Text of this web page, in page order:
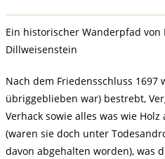
Ein historischer Wanderpfad von
Dillweisenstein
Nach dem Friedensschluss 1697
übriggeblieben war) bestrebt,
Verhack sowie alles was wie
(waren sie doch unter
davon abgehalten worden), was